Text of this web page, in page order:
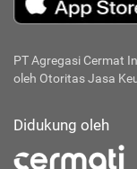
PT Agregasi Cermat
oleh Otoritas Jasa
Didukung oleh